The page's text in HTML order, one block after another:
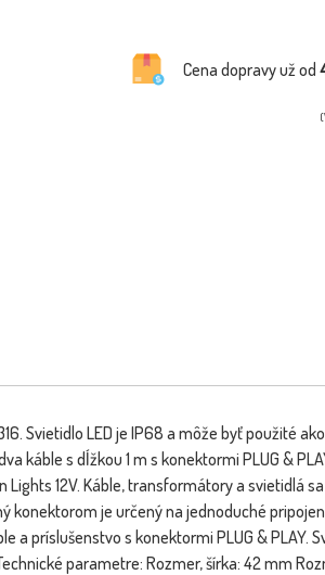
Cena dopravy už od
Svietidlo LED je IP68 a môže byť použité
káble s dĺžkou 1 m s konektormi PLUG &
12V. Káble, transformátory a svietidlá
konektorom je určený na jednoduché
príslušenstvo s konektormi PLUG & PLAY.
parametre: Rozmer, šírka: 42 mm